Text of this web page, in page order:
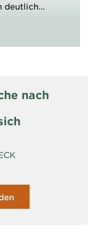
deutlich
nach